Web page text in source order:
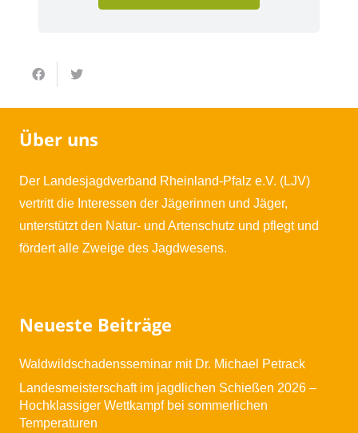
Über uns
Der Landesjagdverband Rheinland-Pfalz e.V. (LJV)
vertritt die Interessen der Jägerinnen und Jäger,
unterstützt den Natur- und Artenschutz und pflegt und
fördert alle Zweige des Jagdwesens.
Neueste Beiträge
Waldwildschadensseminar mit Dr. Michael Petrack
Landesmeisterschaft im jagdlichen Schießen 2026 –
Hochklassiger Wettkampf bei sommerlichen
Temperaturen